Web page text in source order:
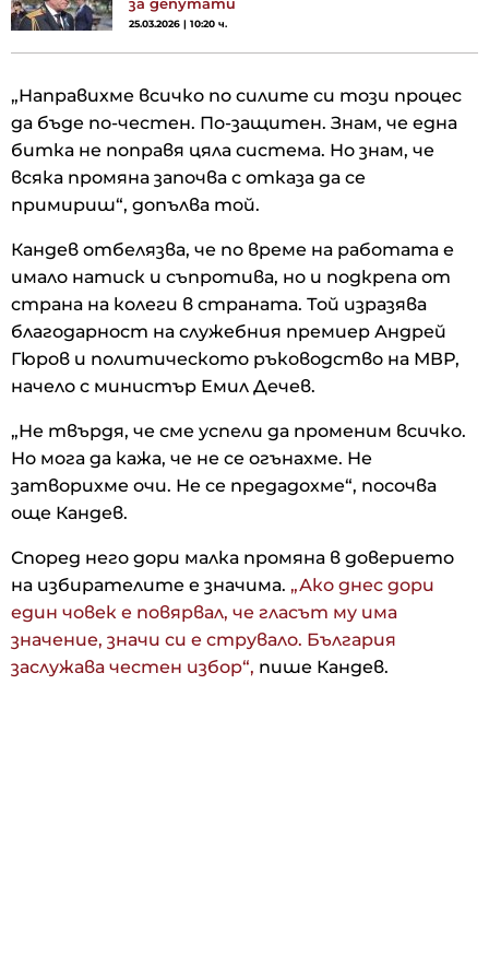
25.03.2026 | 10:20 ч.
„Направихме всичко по силите си този процес
да бъде по-честен. По-защитен. Знам, че една
битка не поправя цяла система. Но знам, че
всяка промяна започва с отказа да се
примириш“, допълва той.
Кандев отбелязва, че по време на работата е
имало натиск и съпротива, но и подкрепа от
страна на колеги в страната. Той изразява
благодарност на служебния премиер Андрей
Гюров и политическото ръководство на МВР,
начело с министър Емил Дечев.
„Не твърдя, че сме успели да променим всичко.
Но мога да кажа, че не се огънахме. Не
затворихме очи. Не се предадохме“, посочва
още Кандев.
Според него дори малка промяна в доверието
на избирателите е значима. „Ако днес дори
един човек е повярвал, че гласът му има
значение, значи си е струвало. България
заслужава честен избор“, пише Кандев.